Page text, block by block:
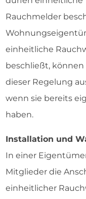
einheitliche
beschließt,
dieser Regelung
wenn sie bereits
haben.
Installation und
In einer
Mitglieder die
einheitlicher